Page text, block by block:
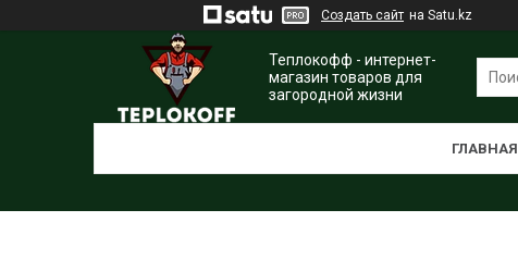
Создать сайт на Satu.kz
Теплокофф - интернет-
магазин товаров для
загородной жизни
ГЛАВНАЯ